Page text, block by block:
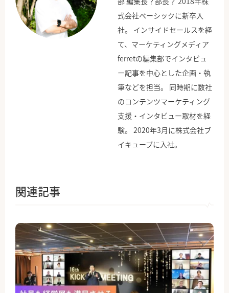
式会社ベーシックに新卒入
社。 インサイドセールスを経
て、マーケティングメディア
ferretの編集部でインタビュ
ー記事を中心とした企画・執
筆などを担当。 同時期に数社
のコンテンツマーケティング
支援・インタビュー取材を経
験。 2020年3月に株式会社ブ
イキューブに入社。
関連記事